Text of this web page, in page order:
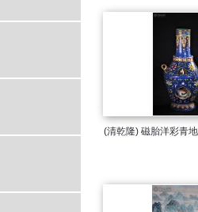
(清乾隆) 磁胎洋彩青